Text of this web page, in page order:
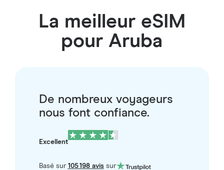
La meilleur eSIM
pour Aruba
De nombreux voyageurs
nous font confiance.
Excellent
Basé sur 105 198 avissur